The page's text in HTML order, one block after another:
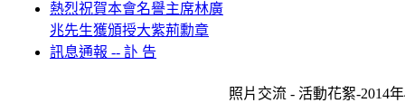
熱烈祝賀本會名譽主席林廣
兆先生獲頒授大紫荊勳章
訊息通報 -- 訃 告
照片交流 - 活動花絮-2014